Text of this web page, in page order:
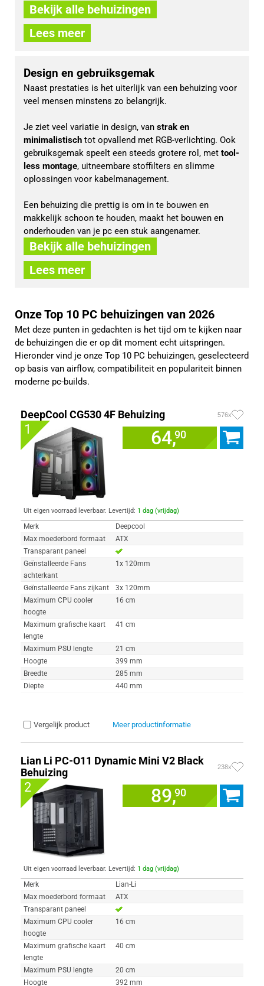
Bekijk alle behuizingen
Lees meer
Design en gebruiksgemak
Naast prestaties is het uiterlijk van een behuizing voor
veel mensen minstens zo belangrijk.
Je ziet veel variatie in design, van strak en
minimalistisch tot opvallend met RGB-verlichting. Ook
gebruiksgemak speelt een steeds grotere rol, met tool-
less montage, uitneembare stoffilters en slimme
oplossingen voor kabelmanagement.
Een behuizing die prettig is om in te bouwen en
makkelijk schoon te houden, maakt het bouwen en
onderhouden van je pc een stuk aangenamer.
Bekijk alle behuizingen
Lees meer
Onze Top 10 PC behuizingen van 2026
Met deze punten in gedachten is het tijd om te kijken naar
de behuizingen die er op dit moment echt uitspringen.
Hieronder vind je onze Top 10 PC behuizingen, geselecteerd
op basis van airflow, compatibiliteit en populariteit binnen
moderne pc-builds.
DeepCool CG530 4F Behuizing 576x
1 64,90
Uit eigen voorraad leverbaar. Levertijd: 1 dag (vrijdag)
Merk
Deepcool
Max moederbord formaat
ATX
Transparant paneel
Geïnstalleerde Fans
achterkant
1x 120mm
Geïnstalleerde Fans zijkant
3x 120mm
Maximum CPU cooler
hoogte
16 cm
Maximum grafische kaart
lengte
41 cm
Maximum PSU lengte
21 cm
Hoogte
399 mm
Breedte
285 mm
Diepte
440 mm
Vergelijk product Meer productinformatie
Lian Li PC-O11 Dynamic Mini V2 Black
Behuizing
238x
2 89,90
Uit eigen voorraad leverbaar. Levertijd: 1 dag (vrijdag)
Merk
Lian-Li
Max moederbord formaat
ATX
Transparant paneel
Maximum CPU cooler
hoogte
16 cm
Maximum grafische kaart
lengte
40 cm
Maximum PSU lengte
20 cm
Hoogte
392 mm